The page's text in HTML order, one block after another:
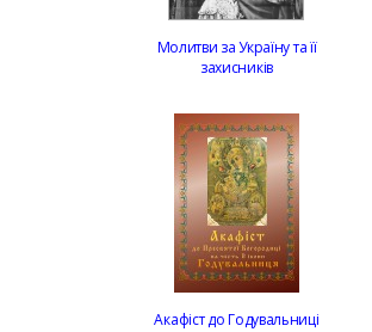
Молитви за Україну та її
захисників
Акафіст до Годувальниці